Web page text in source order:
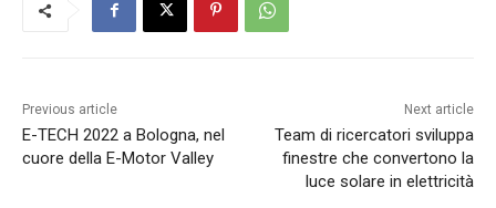
Previous article
E-TECH 2022 a Bologna, nel
cuore della E-Motor Valley
Next article
Team di ricercatori sviluppa
finestre che convertono la
luce solare in elettricità